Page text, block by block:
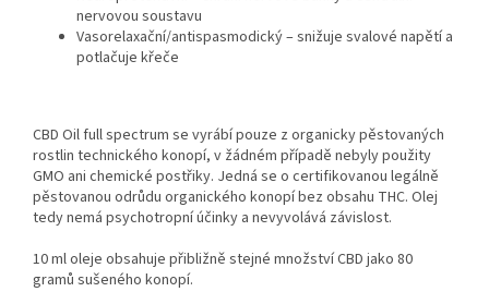
nervovou soustavu
Vasorelaxační/antispasmodický – snižuje svalové napětí a
potlačuje křeče
CBD Oil full spectrum se vyrábí pouze z organicky pěstovaných
rostlin technického konopí, v žádném případě nebyly použity
GMO ani chemické postřiky. Jedná se o certifikovanou legálně
pěstovanou odrůdu organického konopí bez obsahu THC. Olej
tedy nemá psychotropní účinky a nevyvolává závislost.
10 ml oleje obsahuje přibližně stejné množství CBD jako 80
gramů sušeného konopí.